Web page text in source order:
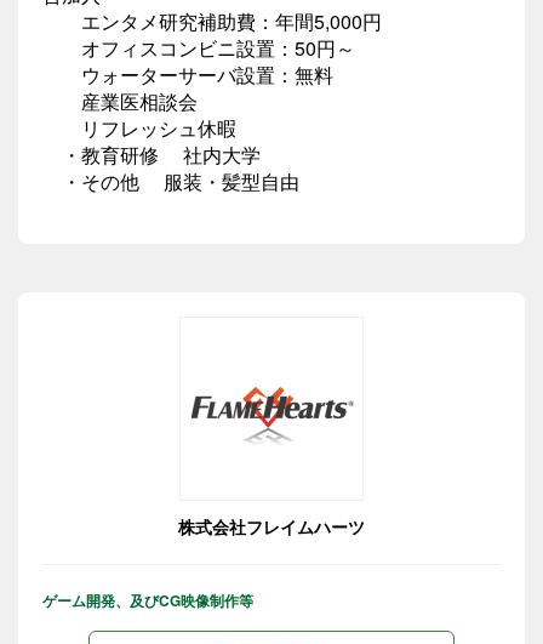
エンタメ研究補助費：年間5,000円
オフィスコンビニ設置：50円～
ウォーターサーバ設置：無料
産業医相談会
リフレッシュ休暇
・教育研修 社内大学
・その他 服装・髪型自由
株式会社フレイムハーツ
ゲーム開発、及びCG映像制作等